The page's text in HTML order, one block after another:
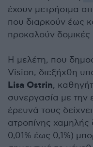
έχουν μετρήσιμα
που διαρκούν έως
προκαλούν δομικές
Η μελέτη, που
Vision, διεξήχθη
Lisa Ostrin,
συνεργασία με την
έρευνά τους
ατροπίνης
0,01% έως 0,1%)